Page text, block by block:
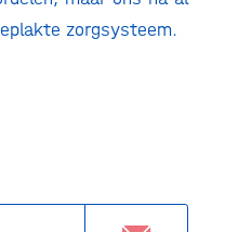
zorgsysteem.